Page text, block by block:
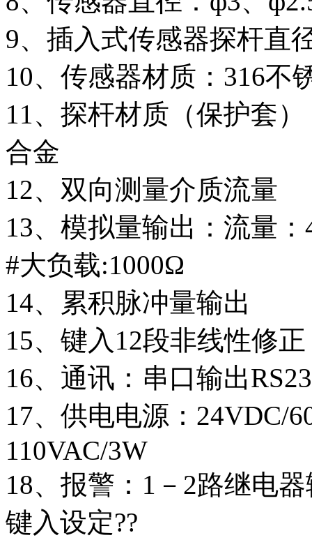
9、插入式传感器探杆直
10、传感器材质：316不
11、探杆材质（保护套
合金
12、双向测量介质流量
13、模拟量输出：流量
#大负载:1000Ω
14、累积脉冲量输出
15、键入12段非线性修
16、通讯：串口输出
17、供电电源：24VDC/
110VAC/3W
18、报警：1－2路继电
键入设定??